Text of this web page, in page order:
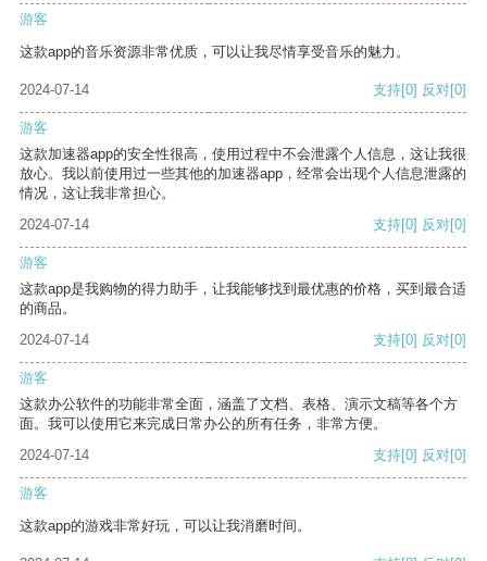
游客
这款app的音乐资源非常优质，可以让我尽情享受音乐的魅力。
2024-07-14 支持[0] 反对[0]
游客
这款加速器app的安全性很高，使用过程中不会泄露个人信息，这让我很
放心。我以前使用过一些其他的加速器app，经常会出现个人信息泄露的
情况，这让我非常担心。
2024-07-14
支持[0] 反对[0]
游客
这款app是我购物的得力助手，让我能够找到最优惠的价格，买到最合适
的商品。
2024-07-14
支持[0] 反对[0]
游客
这款办公软件的功能非常全面，涵盖了文档、表格、演示文稿等各个方
面。我可以使用它来完成日常办公的所有任务，非常方便。
2024-07-14
支持[0] 反对[0]
游客
这款app的游戏非常好玩，可以让我消磨时间。